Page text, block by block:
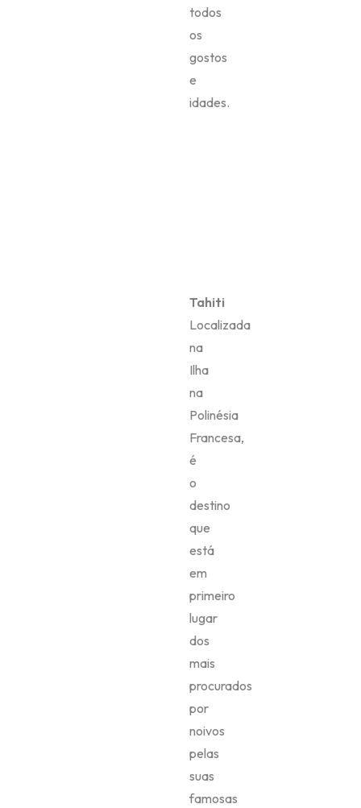
todos
os
gostos
e
idades.
Tahiti
Localizada
na
Ilha
na
Polinésia
Francesa,
é
o
destino
que
está
em
primeiro
lugar
dos
mais
procurados
por
noivos
pelas
suas
famosas